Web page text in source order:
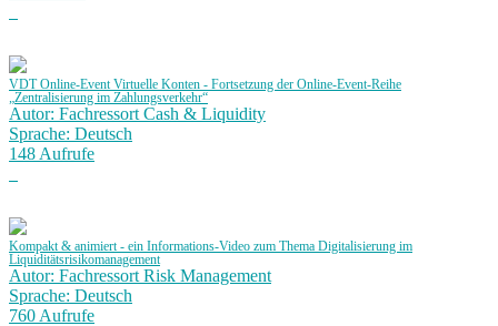
VDT Online-Event Virtuelle Konten - Fortsetzung der Online-Event-Reihe
„Zentralisierung im Zahlungsverkehr“
Autor: Fachressort Cash & Liquidity
Sprache: Deutsch
148 Aufrufe
Kompakt & animiert - ein Informations-Video zum Thema Digitalisierung im
Liquiditätsrisikomanagement
Autor: Fachressort Risk Management
Sprache: Deutsch
760 Aufrufe